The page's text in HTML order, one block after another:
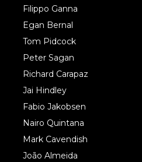
Filippo Ganna
Egan Bernal
Tom Pidcock
Peter Sagan
Richard Carapaz
Jai Hindley
Fabio Jakobsen
Nairo Quintana
Mark Cavendish
João Almeida